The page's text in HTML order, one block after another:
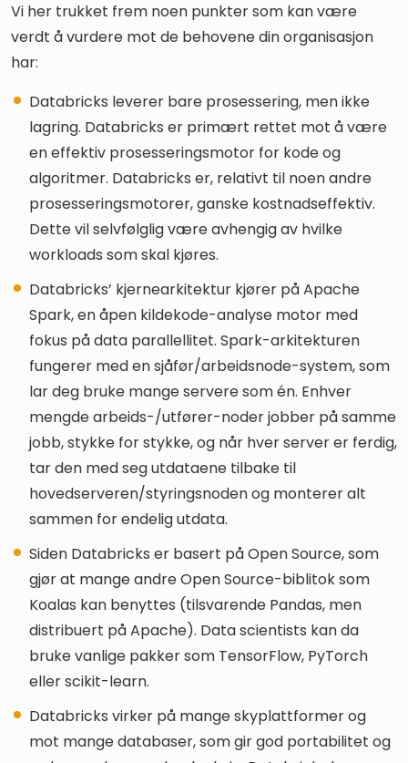
Vi her trukket frem noen punkter som kan være
verdt å vurdere mot de behovene din organisasjon
har:
Databricks leverer bare prosessering, men ikke
lagring. Databricks er primært rettet mot å være
en effektiv prosesseringsmotor for kode og
algoritmer. Databricks er, relativt til noen andre
prosesseringsmotorer, ganske kostnadseffektiv.
Dette vil selvfølglig være avhengig av hvilke
workloads som skal kjøres.
Databricks’ kjernearkitektur kjører på Apache
Spark, en åpen kildekode-analyse motor med
fokus på data parallellitet. Spark-arkitekturen
fungerer med en sjåfør/arbeidsnode-system, som
lar deg bruke mange servere som én. Enhver
mengde arbeids-/utfører-noder jobber på samme
jobb, stykke for stykke, og når hver server er ferdig,
tar den med seg utdataene tilbake til
hovedserveren/styringsnoden og monterer alt
sammen for endelig utdata.
Siden Databricks er basert på Open Source, som
gjør at mange andre Open Source-biblitok som
Koalas kan benyttes (tilsvarende Pandas, men
distribuert på Apache). Data scientists kan da
bruke vanlige pakker som TensorFlow, PyTorch
eller scikit-learn.
Databricks virker på mange skyplattformer og
mot mange databaser, som gir god portabilitet og